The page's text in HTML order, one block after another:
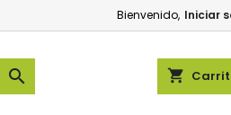
Bienvenido, Iniciar
shopping_cart
